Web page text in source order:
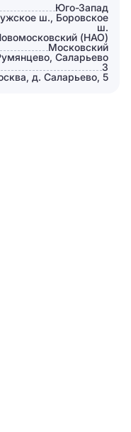
Юго-Запад
ш., Боровское
ш.
(НАО)
Московский
Саларьево
3
д. Саларьево, 5